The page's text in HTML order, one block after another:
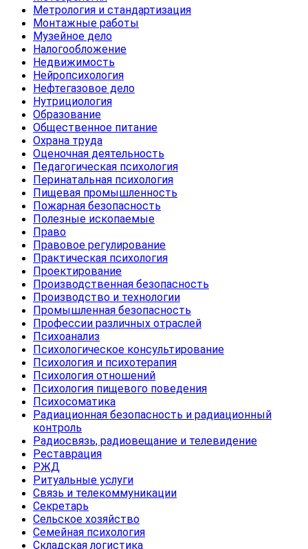
Метрология и стандартизация
Монтажные работы
Музейное дело
Налогообложение
Недвижимость
Нейропсихология
Нефтегазовое дело
Нутрициология
Образование
Общественное питание
Охрана труда
Оценочная деятельность
Педагогическая психология
Перинатальная психология
Пищевая промышленность
Пожарная безопасность
Полезные ископаемые
Право
Правовое регулирование
Практическая психология
Проектирование
Производственная безопасность
Производство и технологии
Промышленная безопасность
Профессии различных отраслей
Психоанализ
Психологическое консультирование
Психология и психотерапия
Психология отношений
Психология пищевого поведения
Психосоматика
Радиационная безопасность и радиационный
контроль
Радиосвязь, радиовещание и телевидение
Реставрация
РЖД
Ритуальные услуги
Связь и телекоммуникации
Секретарь
Сельское хозяйство
Семейная психология
Складская логистика